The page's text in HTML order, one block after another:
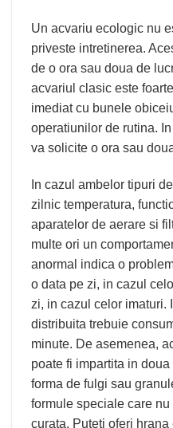
Un acvariu ecologic nu
priveste intretinerea.
de o ora sau doua de
acvariul clasic este
imediat cu bunele
operatiunilor de rutina.
va solicite o ora sau
In cazul ambelor tipuri
zilnic temperatura,
aparatelor de aerare si
multe ori un
anormal indica o
o data pe zi, in cazul
zi, in cazul celor imaturi.
distribuita trebuie
minute. De asemenea,
poate fi impartita in
forma de fulgi sau
formule speciale care
curata. Puteti oferi